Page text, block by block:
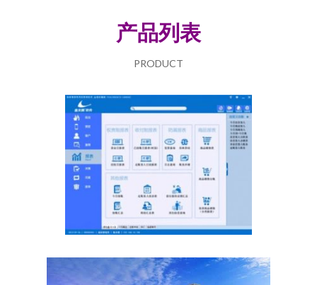
产品列表
PRODUCT